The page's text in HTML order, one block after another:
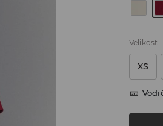
Velikost -
XS